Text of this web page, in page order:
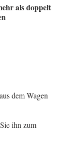
als doppelt
dem Wagen
ihn zum